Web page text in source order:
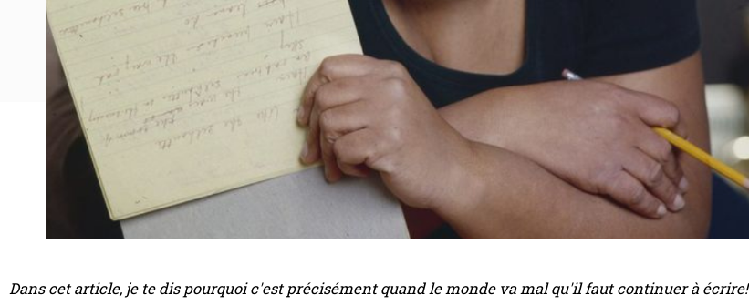
Dans cet article, je te dis pourquoi c'est précisément quand le monde va mal qu'il faut continuer à écrire!